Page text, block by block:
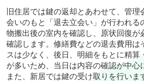
旧住居では鍵の返却とあわせて、管理
会いのもと「退去立会い」が行われる
物搬出後の室内を確認し、原状回復が
確認します。修繕費などの退去費用は
スは少なく、後日、明細をもとに精算
が多いため、当日は内容の確認が中心
また、新居では鍵の受け取りを行いま